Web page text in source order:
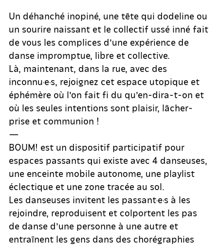
Un déhanché inopiné, une tête qui dodeline ou
un sourire naissant et le collectif ussé inné fait
de vous les complices d’une expérience de
danse impromptue, libre et collective.
Là, maintenant, dans la rue, avec des
inconnu·e·s, rejoignez cet espace utopique et
éphémère où l’on fait fi du qu’en-dira-t-on et
où les seules intentions sont plaisir, lâcher-
prise et communion !
—
BOUM! est un dispositif participatif pour
espaces passants qui existe avec 4 danseuses,
une enceinte mobile autonome, une playlist
éclectique et une zone tracée au sol.
Les danseuses invitent les passant·e·s à les
rejoindre, reproduisent et colportent les pas
de danse d’une personne à une autre et
entraînent les gens dans des chorégraphies